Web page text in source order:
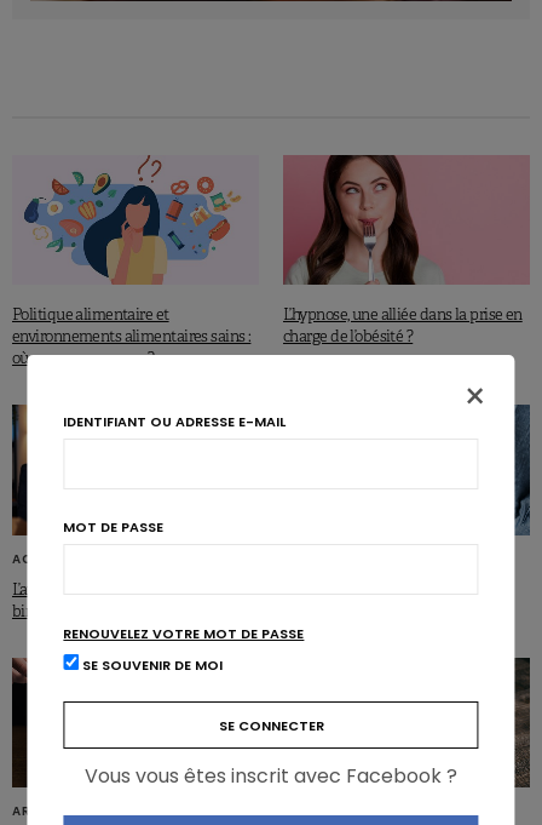
Politique alimentaire et
environnements alimentaires sains :
où en sommes-nous ?
L’hypnose, une alliée dans la prise en
charge de l’obésité ?
ACTUS SCIENTIFIQUES
L’axe intestin-cerveau au cœur du
binge eating
ARTICLES ARTICLES
×
IDENTIFIANT OU ADRESSE E-MAIL
MOT DE PASSE
RENOUVELEZ VOTRE MOT DE PASSE
SE SOUVENIR DE MOI
Vous vous êtes inscrit avec Facebook ?